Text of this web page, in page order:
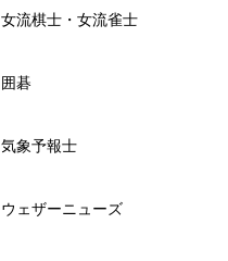
女流棋士・女流雀士
囲碁
気象予報士
ウェザーニューズ